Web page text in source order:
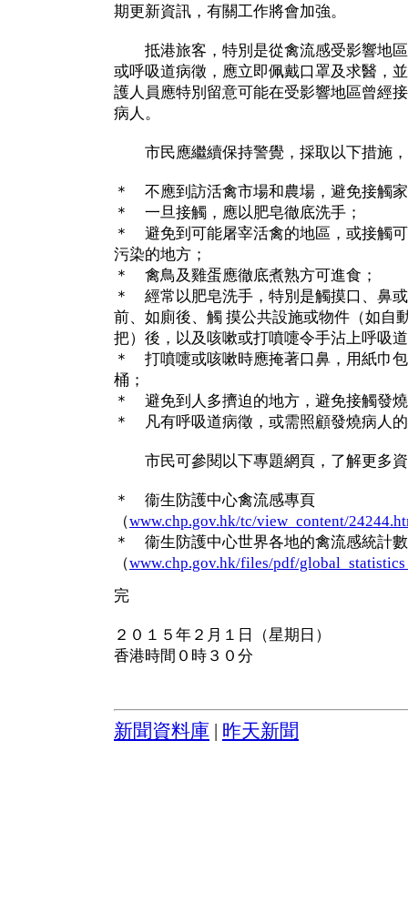
期更新資訊，有關工作將會加強。
抵港旅客，特別是從禽流感受影響地區
或呼吸道病徵，應立即佩戴口罩及求醫，
護人員應特別留意可能在受影響地區曾經
病人。
市民應繼續保持警覺，採取以下措施，
＊ 不應到訪活禽市場和農場，避免接觸
＊ 一旦接觸，應以肥皂徹底洗手；
＊ 避免到可能屠宰活禽的地區，或接觸
污染的地方；
＊ 禽鳥及雞蛋應徹底煮熟方可進食；
＊ 經常以肥皂洗手，特別是觸摸口、鼻
前、如廁後、觸 摸公共設施或物件（如自
把）後，以及咳嗽或打噴嚏令手沾上呼吸
＊ 打噴嚏或咳嗽時應掩著口鼻，用紙巾
桶；
＊ 避免到人多擠迫的地方，避免接觸發
＊ 凡有呼吸道病徵，或需照顧發燒病人
市民可參閱以下專題網頁，了解更多
＊ 衞生防護中心禽流感專頁
（www.chp.gov.hk/tc/view_content/
＊ 衞生防護中心世界各地的禽流感統計
（www.chp.gov.hk/files/pdf/
完
２０１５年２月１日（星期日）
香港時間０時３０分
新聞資料庫 昨天新聞